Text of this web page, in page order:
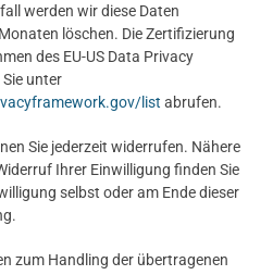
werden wir diese Daten
löschen. Die Zertifizierung
des EU-US Data Privacy
unter
list abrufen.
Sie jederzeit widerrufen. Nähere
Ihrer Einwilligung finden Sie
selbst oder am Ende dieser
zum Handling der übertragenen